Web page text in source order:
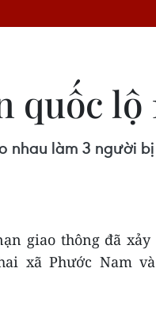
quốc
làm 3 người
giao thông đã
xã Phước Nam